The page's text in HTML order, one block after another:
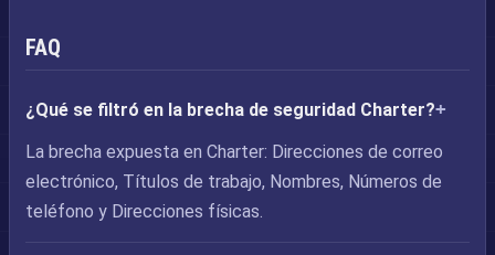
FAQ
¿Qué se filtró en la brecha de seguridad Charter?
La brecha expuesta en Charter: Direcciones de correo
electrónico, Títulos de trabajo, Nombres, Números de
teléfono y Direcciones físicas.